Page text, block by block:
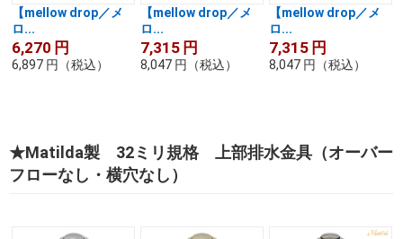
【mellow drop／メ
ロ...
6,270 円
6,897 円 （税込）
【mellow drop／メ
ロ...
7,315 円
8,047 円 （税込）
【mellow drop／メ
ロ...
7,315 円
8,047 円 （税込）
★Matilda製 32ミリ規格 上部排水金具（オーバー
フローなし・横穴なし）